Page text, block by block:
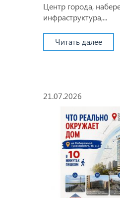
Центр города,
инфраструктура,...
Читать далее
21.07.2026